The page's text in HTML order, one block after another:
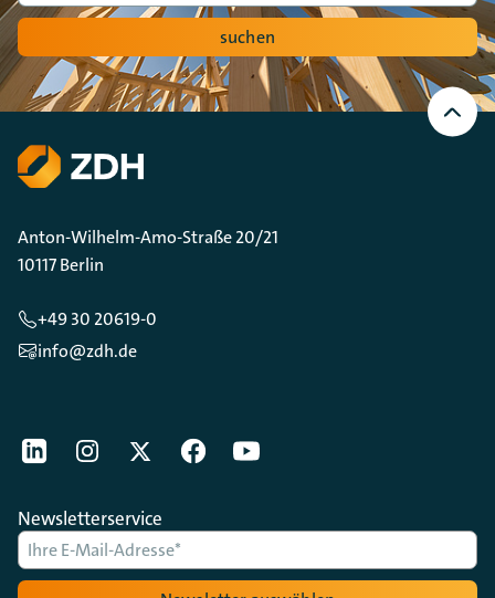
suchen
Nach
oben
Scrollen
Anton-Wilhelm-Amo-Straße 20/21
10117 Berlin
+49 30 20619-0
info@zdh.de
[Der ZDH in den Sozialen Netzwerken]
LinkedIninstagramTwitterFacebookYoutube
Newsletterservice